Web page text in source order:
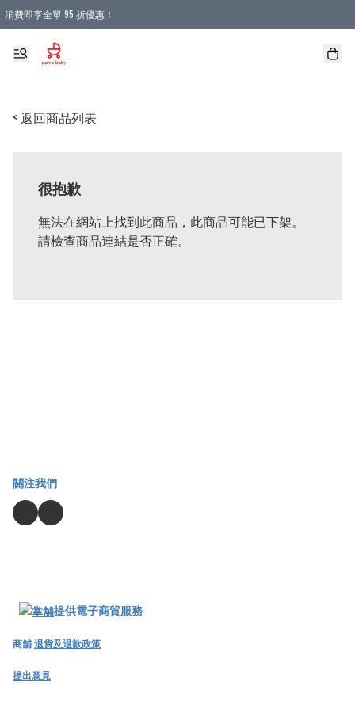
消費即享全單 95 折優惠！
購物滿 HKD 900.00即享免運費優惠！（適用於 本地送貨、本地取貨 )
< 返回商品列表
很抱歉
無法在網站上找到此商品，此商品可能已下架。
請檢查商品連結是否正確。
關注我們
提供電子商貿服務
商舖退貨及退款政策
提出意見